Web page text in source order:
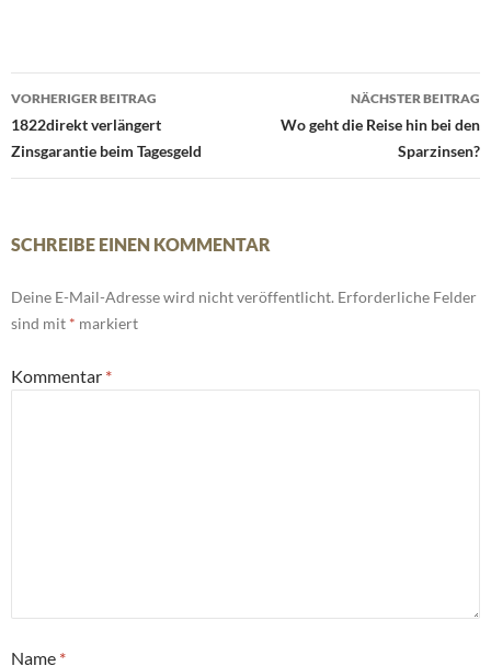
Beitrags-
Navigation
VORHERIGER BEITRAG
1822direkt verlängert
Zinsgarantie beim Tagesgeld
NÄCHSTER BEITRAG
Wo geht die Reise hin bei den
Sparzinsen?
SCHREIBE EINEN KOMMENTAR
Deine E-Mail-Adresse wird nicht veröffentlicht. Erforderliche Felder
sind mit * markiert
Kommentar *
Name *